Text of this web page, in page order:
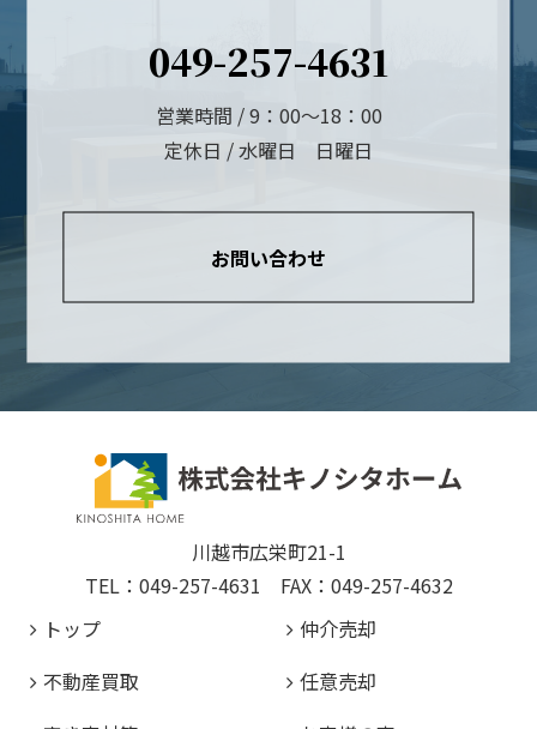
049-257-4631
営業時間 / 9：00～18：00
定休日 / 水曜日 日曜日
お問い合わせ
川越市広栄町21-1
TEL：049-257-4631 FAX：049-257-4632
トップ
仲介売却
不動産買取
任意売却